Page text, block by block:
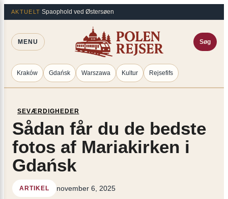
Spring
til
indhold
AKTUELT Spaophold ved Østersøen
MENU Søg
Kraków Gdańsk Warszawa Kultur Rejsefifs
SEVÆRDIGHEDER
Sådan får du de bedste
fotos af Mariakirken i
Gdańsk
ARTIKEL november 6, 2025